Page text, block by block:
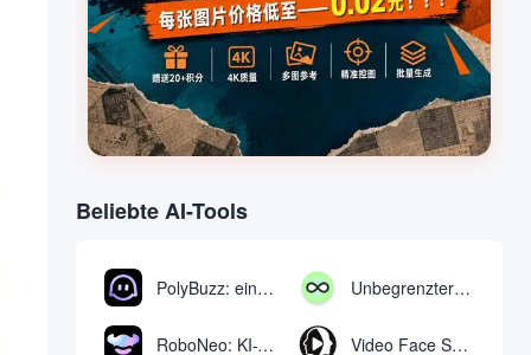
Beliebte AI-Tools
PolyBuzz: eine kostenlose Chat- und Rollenspielplattform für die Interaktion mit KI-Charakteren Unbegrenzter AI-Chat: kostenloses unbegrenztes AI-Chat-Tool
RoboNeo: KI-Tool zur Erstellung und Bearbeitung von Videos und Bildern per Chat Video Face Swap